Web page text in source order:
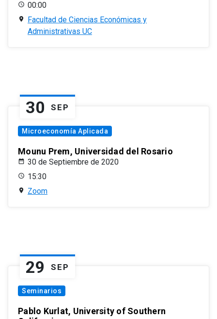
00:00
Facultad de Ciencias Económicas y
Administrativas UC
30 SEP
Microeconomía Aplicada
Mounu Prem, Universidad del Rosario
30 de Septiembre de 2020
15:30
Zoom
29 SEP
Seminarios
Pablo Kurlat, University of Southern